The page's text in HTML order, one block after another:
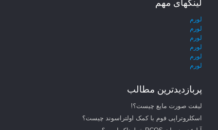
لینکهای مهم
لورم
لورم
لورم
لورم
لورم
لورم
پربازدیدترین مطالب
لیفت صورت مایع چیست؟!
اسکلروتراپی فوم با کمک اولتراسوند چیست؟